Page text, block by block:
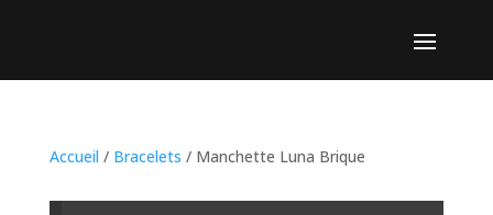
Accueil / Bracelets / Manchette Luna Brique